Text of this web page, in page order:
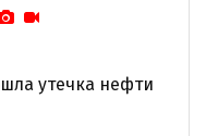
утечка нефти